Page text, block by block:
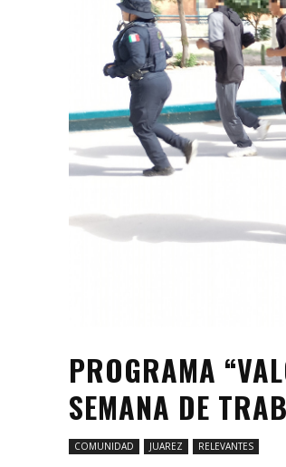
PROGRAMA
SEMANA DE
COMUNIDAD JUAREZ RELEVANTES